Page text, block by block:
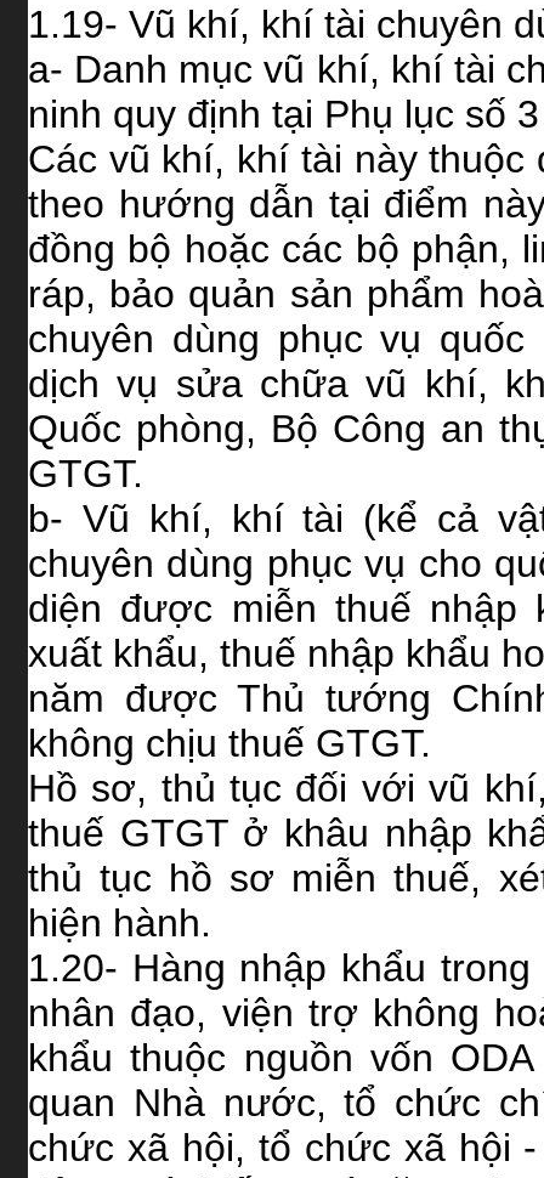
1.19- Vũ khí, khí tài chuyên
a- Danh mục vũ khí, khí tài
ninh quy định tại Phụ lục số
Các vũ khí, khí tài này thuộc
theo hướng dẫn tại điểm
đồng bộ hoặc các bộ phận,
ráp, bảo quản sản phẩm
chuyên dùng phục vụ
dịch vụ sửa chữa vũ khí,
Quốc phòng, Bộ Công an
GTGT.
b- Vũ khí, khí tài (kể cả
chuyên dùng phục vụ cho
diện được miễn thuế nhập
xuất khẩu, thuế nhập khẩu
năm được Thủ tướng
không chịu thuế GTGT.
Hồ sơ, thủ tục đối với vũ
thuế GTGT ở khâu nhập
thủ tục hồ sơ miễn thuế,
hiện hành.
1.20- Hàng nhập khẩu
nhân đạo, viện trợ không
khẩu thuộc nguồn vốn
quan Nhà nước, tổ chức
chức xã hội, tổ chức xã hội